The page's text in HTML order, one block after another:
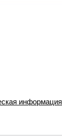
информация